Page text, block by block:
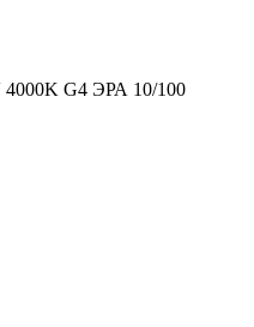
4000K G4 ЭРА 10/100